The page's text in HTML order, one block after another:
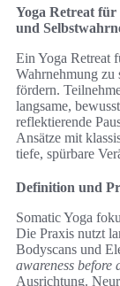
Yoga Retreat
und
Ein Yoga Retreat
Wahrnehmung zu
fördern.
langsame,
reflektierende
Ansätze mit
tiefe, spürbare
Definition und
Somatic Yoga
Die Praxis nutzt
Bodyscans und
awareness before
Ausrichtung.